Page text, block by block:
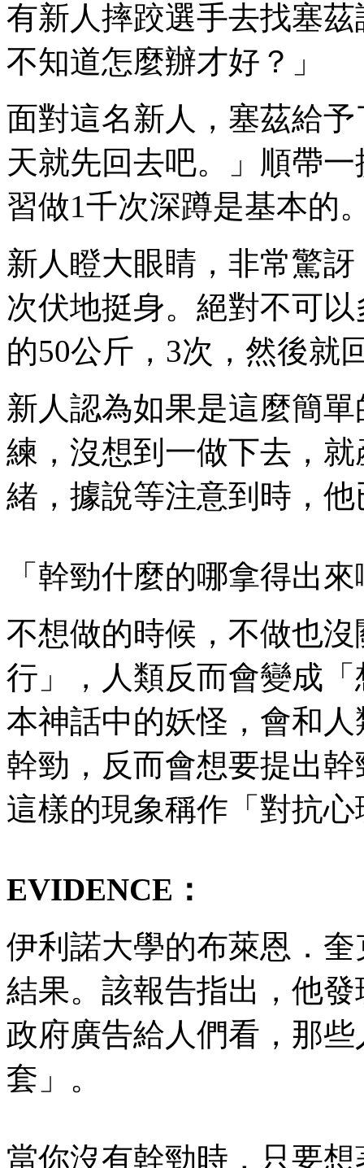
有新人摔跤選手去找塞
不知道怎麼辦才好？」
面對這名新人，塞茲給
天就先回去吧。」順帶
習做1千次深蹲是基本的
新人瞪大眼睛，非常驚
次伏地挺身。絕對不可
的50公斤，3次，然後就
新人認為如果是這麼簡
練，沒想到一做下去，
緒，據說等注意到時，
「幹勁什麼的哪拿得出
不想做的時候，不做也
行」，人類反而會變成
本神話中的妖怪，會和
幹勁，反而會想要提出
這樣的現象稱作「對抗心
EVIDENCE：
伊利諾大學的布萊恩．
結果。該報告指出，他
政府廣告給人們看，那
套」。
當你沒有幹勁時，只要